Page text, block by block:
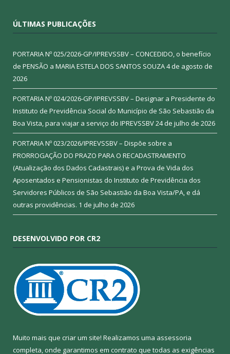
ÚLTIMAS PUBLICAÇÕES
PORTARIA Nº 025/2026-GP/IPREVSSBV – CONCEDIDO, o benefício
de PENSÃO a MARIA ESTELA DOS SANTOS SOUZA4 de agosto de
2026
PORTARIA Nº 024/2026-GP/IPREVSSBV – Designar a Presidente do
Instituto de Previdência Social do Município de São Sebastião da
Boa Vista, para viajar a serviço do IPREVSSBV24 de julho de 2026
PORTARIA Nº 023/2026/IPREVSSBV – Dispõe sobre a
PRORROGAÇÃO DO PRAZO PARA O RECADASTRAMENTO
(Atualização dos Dados Cadastrais) e a Prova de Vida dos
Aposentados e Pensionistas do Instituto de Previdência dos
Servidores Públicos de São Sebastião da Boa Vista/PA, e dá
outras providências. 1 de julho de 2026
DESENVOLVIDO POR CR2
Muito mais que criar um site! Realizamos uma assessoria
completa, onde garantimos em contrato que todas as exigências